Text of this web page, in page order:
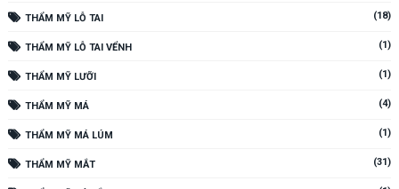
THẨM MỸ LỖ TAI (18)
THẨM MỸ LỖ TAI VỂNH (1)
THẨM MỸ LƯỠI (1)
THẨM MỸ MÁ (4)
THẨM MỸ MÁ LÚM (1)
THẨM MỸ MẮT (31)